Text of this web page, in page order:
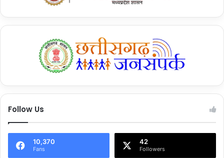
Follow Us
10,370
Fans
42
Followers